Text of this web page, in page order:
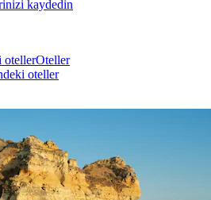
kaydedin
otellerOteller
oteller